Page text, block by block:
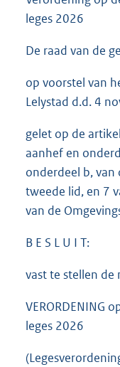
leges 2026
De raad van de
op voorstel van
Lelystad d.d. 4
gelet op de
aanhef en
onderdeel b, van
tweede lid, en 7
van de
B E S L U I T:
vast te stellen de
VERORDENING
leges 2026